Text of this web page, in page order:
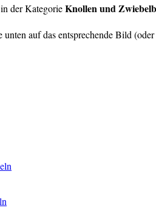
der KategorieKnollen und
auf das entsprechende Bild